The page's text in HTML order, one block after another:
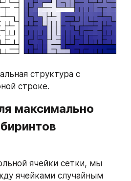
структура с
строке.
максимально
ячейки сетки, мы
ячейками случайным